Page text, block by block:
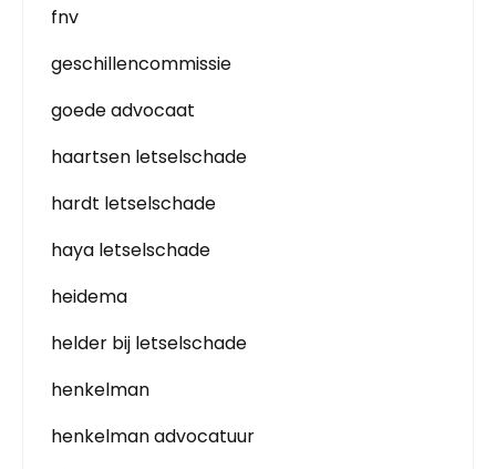
fnv
geschillencommissie
goede advocaat
haartsen letselschade
hardt letselschade
haya letselschade
heidema
helder bij letselschade
henkelman
henkelman advocatuur